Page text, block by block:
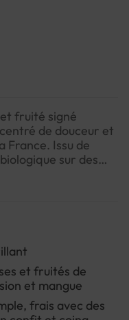
fruité signé
de douceur et
France. Issu de
sur des
ce millésime
mangue. En
dévoile des
et de coing,
fraîcheur
idéal tant à
un foie gras, une
et fruités de
et mangue
frais avec des